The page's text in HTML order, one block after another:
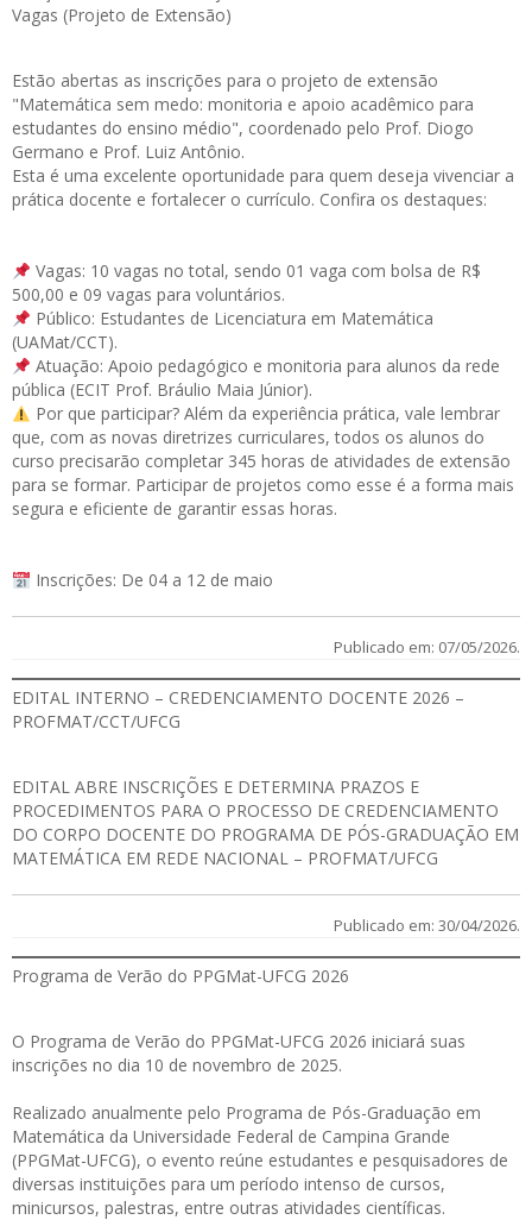
Vagas (Projeto de Extensão)
Estão abertas as inscrições para o projeto de extensão
"Matemática sem medo: monitoria e apoio acadêmico para
estudantes do ensino médio", coordenado pelo Prof. Diogo
Germano e Prof. Luiz Antônio.
Esta é uma excelente oportunidade para quem deseja vivenciar a
prática docente e fortalecer o currículo. Confira os destaques:
Vagas: 10 vagas no total, sendo 01 vaga com bolsa de R$
500,00 e 09 vagas para voluntários.
Público: Estudantes de Licenciatura em Matemática
(UAMat/CCT).
Atuação: Apoio pedagógico e monitoria para alunos da rede
pública (ECIT Prof. Bráulio Maia Júnior).
Por que participar? Além da experiência prática, vale lembrar
que, com as novas diretrizes curriculares, todos os alunos do
curso precisarão completar 345 horas de atividades de extensão
para se formar. Participar de projetos como esse é a forma mais
segura e eficiente de garantir essas horas.
Inscrições: De 04 a 12 de maio
Publicado em: 07/05/2026.
EDITAL INTERNO – CREDENCIAMENTO DOCENTE 2026 –
PROFMAT/CCT/UFCG
EDITAL ABRE INSCRIÇÕES E DETERMINA PRAZOS E
PROCEDIMENTOS PARA O PROCESSO DE CREDENCIAMENTO
DO CORPO DOCENTE DO PROGRAMA DE PÓS-GRADUAÇÃO EM
MATEMÁTICA EM REDE NACIONAL – PROFMAT/UFCG
Publicado em: 30/04/2026.
Programa de Verão do PPGMat-UFCG 2026
O Programa de Verão do PPGMat-UFCG 2026 iniciará suas
inscrições no dia 10 de novembro de 2025.
Realizado anualmente pelo Programa de Pós-Graduação em
Matemática da Universidade Federal de Campina Grande
(PPGMat-UFCG), o evento reúne estudantes e pesquisadores de
diversas instituições para um período intenso de cursos,
minicursos, palestras, entre outras atividades científicas.